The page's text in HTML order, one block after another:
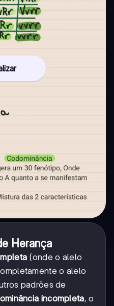
Herança
(onde o alelo
o alelo
padrões de
incompleta, o